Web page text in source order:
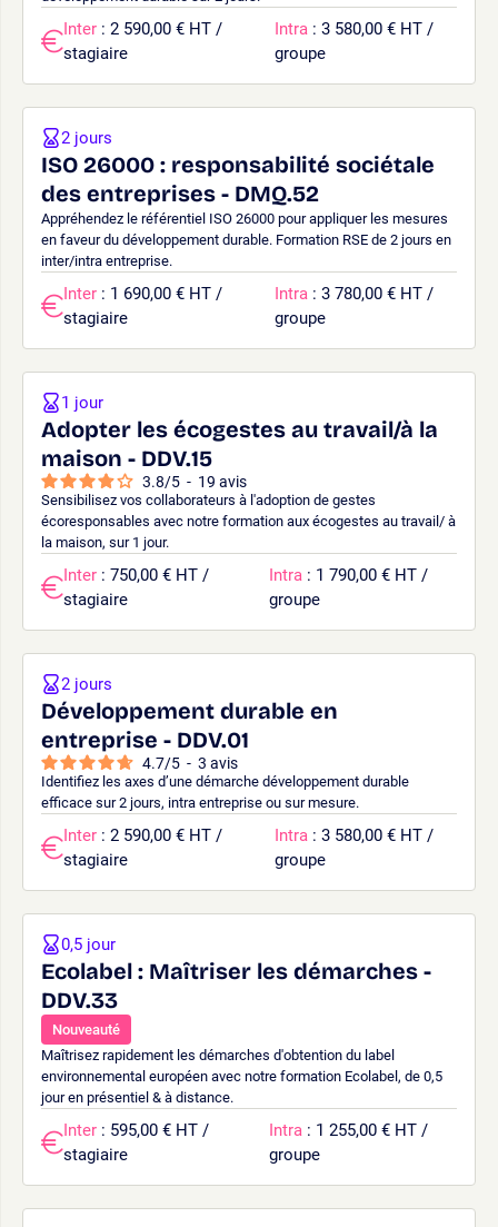
Inter : 2 590,00 € HT /
stagiaire
Intra : 3 580,00 € HT /
groupe
ISO 26000 : responsabilité sociétale
des entreprises - DMQ.52
Appréhendez le référentiel ISO 26000 pour appliquer les mesures
en faveur du développement durable. Formation RSE de 2 jours en
inter/intra entreprise.
2 jours
Inter : 1 690,00 € HT /
stagiaire
Intra : 3 780,00 € HT /
groupe
Adopter les écogestes au travail/à la
maison - DDV.15
3.8/5 - 19 avis
Sensibilisez vos collaborateurs à l'adoption de gestes
écoresponsables avec notre formation aux écogestes au travail/ à
la maison, sur 1 jour.
1 jour
Inter : 750,00 € HT /
stagiaire
Intra : 1 790,00 € HT /
groupe
Développement durable en
entreprise - DDV.01
4.7/5 - 3 avis
Identifiez les axes d’une démarche développement durable
efficace sur 2 jours, intra entreprise ou sur mesure.
2 jours
Inter : 2 590,00 € HT /
stagiaire
Intra : 3 580,00 € HT /
groupe
Ecolabel : Maîtriser les démarches -
DDV.33
Nouveauté
Maîtrisez rapidement les démarches d'obtention du label
environnemental européen avec notre formation Ecolabel, de 0,5
jour en présentiel & à distance.
0,5 jour
Inter : 595,00 € HT /
stagiaire
Intra : 1 255,00 € HT /
groupe